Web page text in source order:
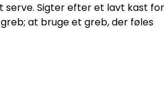
serve. Sigter efter et lavt kast for
at bruge et greb, der føles